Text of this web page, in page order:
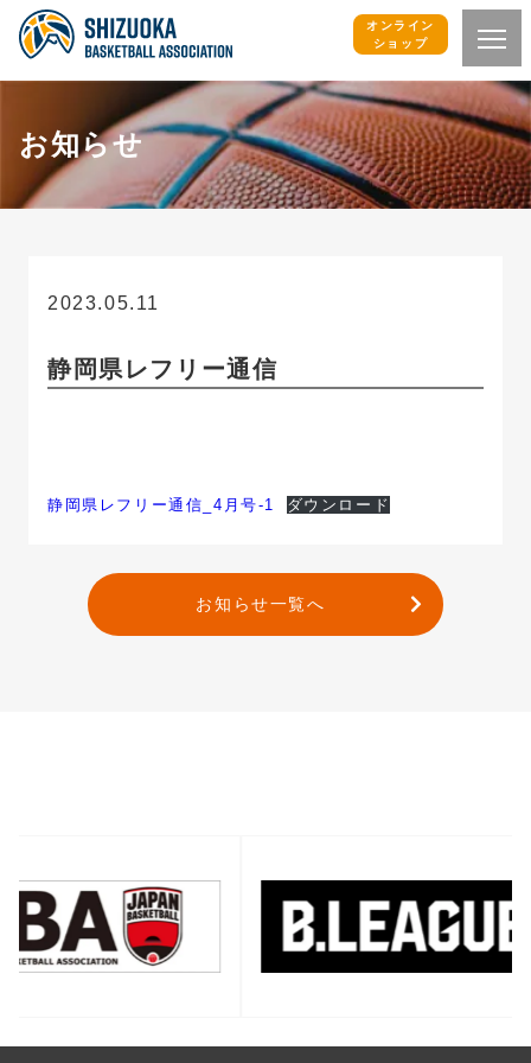
オンライン
ショップ
お知らせ
2023.05.11
静岡県レフリー通信
静岡県レフリー通信_4月号-1 ダウンロード
お知らせ一覧へ